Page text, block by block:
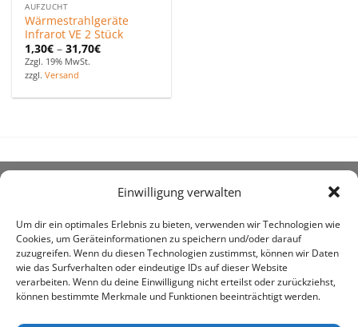
Einwilligung verwalten
Um dir ein optimales Erlebnis zu bieten, verwenden wir Technologien wie
Cookies, um Geräteinformationen zu speichern und/oder darauf
zuzugreifen. Wenn du diesen Technologien zustimmst, können wir Daten
wie das Surfverhalten oder eindeutige IDs auf dieser Website
verarbeiten. Wenn du deine Einwilligung nicht erteilst oder zurückziehst,
können bestimmte Merkmale und Funktionen beeinträchtigt werden.
AUFZUCHT
Wärmestrahlgeräte
Infrarot VE 2 Stück
1,30€ –31,70€
Zzgl. 19% MwSt.
zzgl.Versand